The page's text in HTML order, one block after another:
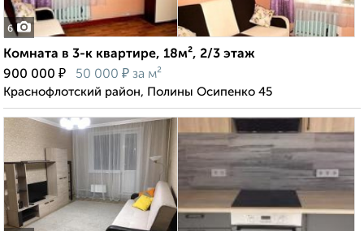
6
Комната в 3-к квартире, 18м², 2/3 этаж
900 000 ₽ 50 000 ₽ за м²
Краснофлотский район, Полины Осипенко 45